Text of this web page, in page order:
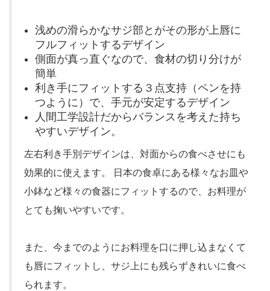
浅めの滑らかなサジ部とがその形が上唇に
フルフィットするデザイン
側面が真っ直ぐなので、食材の切り分けが
簡単
利き手にフィットする３点支持（ペンを持
つように）で、手元が安定するデザイン
人間工学設計だからバランスを考えた持ち
やすいデザイン。
左右利き手別デザインは、対面からの食べさせにも
効果的に使えます。 日本の食卓にある様々なお皿や
小鉢など様々の食器にフィットするので、お料理が
とても掬いやすいです。
また、今までのようにお料理を口に押し込まなくて
も唇にフィットし、サジ上にも残らずきれいに食べ
られます。